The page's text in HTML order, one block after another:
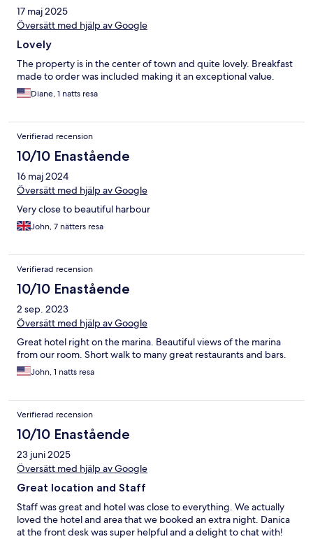
17 maj 2025
Översätt med hjälp av Google
Lovely
The property is in the center of town and quite lovely. Breakfast
made to order was included making it an exceptional value.
Diane, 1 natts resa
Verifierad recension
10/10 Enastående
16 maj 2024
Översätt med hjälp av Google
Very close to beautiful harbour
John, 7 nätters resa
Verifierad recension
10/10 Enastående
2 sep. 2023
Översätt med hjälp av Google
Great hotel right on the marina. Beautiful views of the marina
from our room. Short walk to many great restaurants and bars.
John, 1 natts resa
Verifierad recension
10/10 Enastående
23 juni 2025
Översätt med hjälp av Google
Great location and Staff
Staff was great and hotel was close to everything. We actually
loved the hotel and area that we booked an extra night. Danica
at the front desk was super helpful and a delight to chat with!